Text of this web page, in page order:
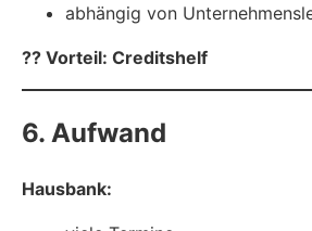
abhängig von
?? Vorteil: Creditshelf
6. Aufwand
Hausbank: